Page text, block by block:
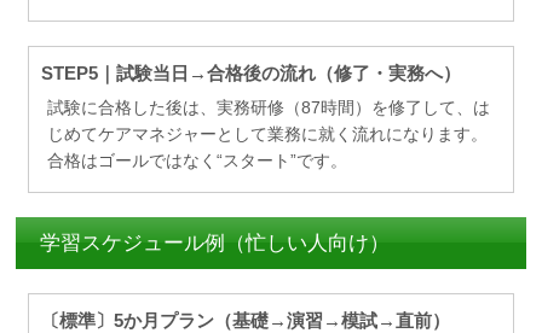
STEP5｜試験当日→合格後の流れ（修了・実務へ）
試験に合格した後は、実務研修（87時間）を修了して、は
じめてケアマネジャーとして業務に就く流れになります。
合格はゴールではなく“スタート”です。
学習スケジュール例（忙しい人向け）
〔標準〕5か月プラン（基礎→演習→模試→直前）